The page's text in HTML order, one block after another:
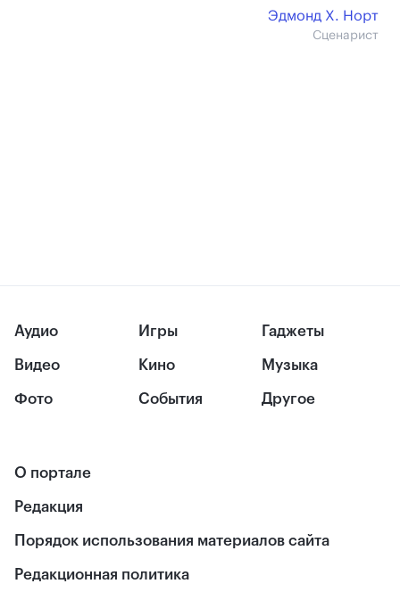
Эдмонд Х. Норт
Сценарист
Аудио
Видео
Фото
Игры
Кино
События
Гаджеты
Музыка
Другое
О портале
Редакция
Порядок использования материалов сайта
Редакционная политика